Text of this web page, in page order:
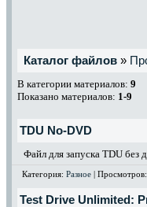
Каталог файлов »
В категории материалов: 9
Показано материалов: 1-9
TDU No-DVD
Файл для запуска TDU без
Категория: Разное |
Test Drive Unlimited: